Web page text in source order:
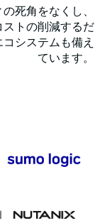
死角をなくし、
ストの削減するだ
システムも備え
ています。